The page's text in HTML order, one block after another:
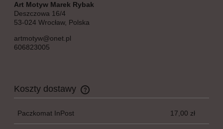
Art Motyw Marek Rybak
Deszczowa 16/4
53-024 Wrocław, Polska
artmotyw@onet.pl
606823005
Koszty dostawy
Cena nie zawiera ewentualnych kosztów płatności
Paczkomat InPost 17,00 zł